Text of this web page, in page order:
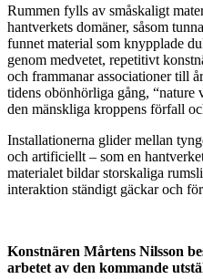
Rummen fylls av småskaligt
hantverkets domäner, såsom
funnet material som knypplade
genom medvetet, repetitivt
och frammanar associationer till
tidens obönhörliga gång, “nature
den mänskliga kroppens förfall
Installationerna glider mellan
och artificiellt – som en
materialet bildar storskaliga
interaktion ständigt gäckar och
Konstnären Mårtens Nilsson
arbetet av den kommande